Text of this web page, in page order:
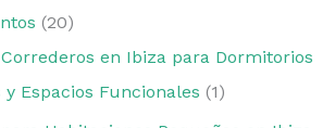
20
en Ibiza para Dormitorios
y Espacios Funcionales
1